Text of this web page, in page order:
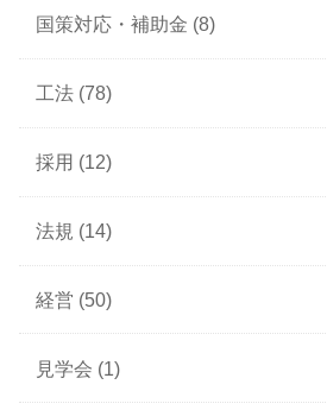
国策対応・補助金 (8)
工法 (78)
採用 (12)
法規 (14)
経営 (50)
見学会 (1)